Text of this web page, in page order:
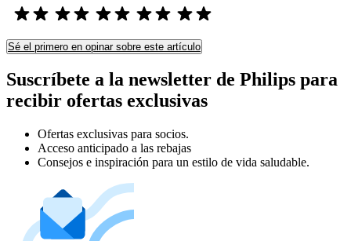
Sé el primero en opinar sobre este artículo
Suscríbete a la newsletter de Philips para
recibir ofertas exclusivas
Ofertas exclusivas para socios.
Acceso anticipado a las rebajas
Consejos e inspiración para un estilo de vida saludable.